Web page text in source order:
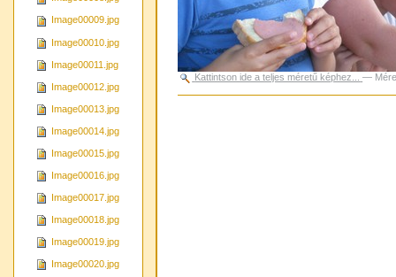
Image00009.jpg
Image00010.jpg
Image00011.jpg
Image00012.jpg
Image00013.jpg
Image00014.jpg
Image00015.jpg
Image00016.jpg
Image00017.jpg
Image00018.jpg
Image00019.jpg
Image00020.jpg
Kattintson ide a teljes méretű képhez... —